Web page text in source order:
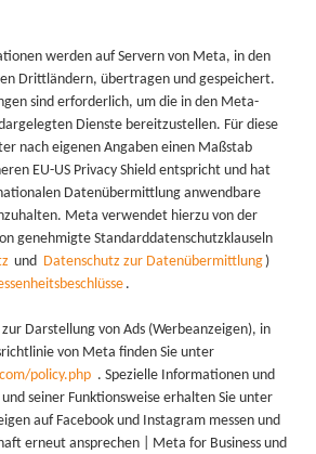
werden auf Servern von Meta, in den
Drittländern, übertragen und gespeichert.
sind erforderlich, um die in den Meta-
Dienste bereitzustellen. Für diese
nach eigenen Angaben einen Maßstab
EU-US Privacy Shield entspricht und hat
Datenübermittlung anwendbare
Meta verwendet hierzu von der
genehmigte Standarddatenschutzklauseln
und Datenschutz zur Datenübermittlung )
.
Darstellung von Ads (Werbeanzeigen), in
von Meta finden Sie unter
policy.php . Spezielle Informationen und
seiner Funktionsweise erhalten Sie unter
auf Facebook und Instagram messen und
erneut ansprechen | Meta for Business und